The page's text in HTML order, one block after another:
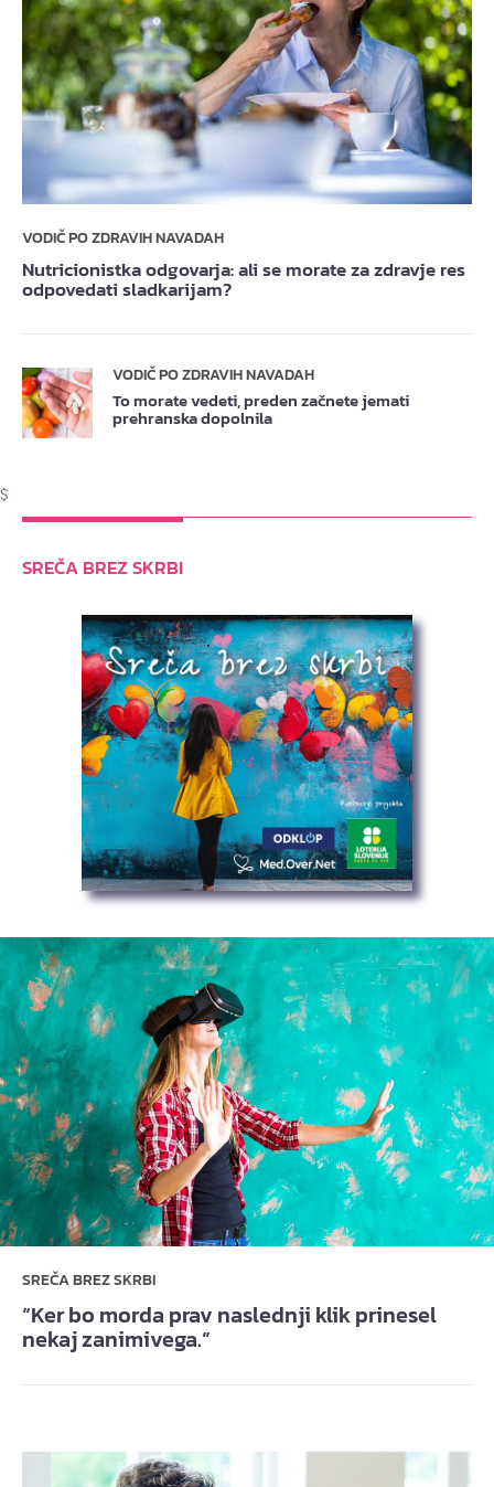
VODIČ PO ZDRAVIH NAVADAH
Nutricionistka odgovarja: ali se morate za zdravje res
odpovedati sladkarijam?
VODIČ PO ZDRAVIH NAVADAH
To morate vedeti, preden začnete jemati
prehranska dopolnila
$
SREČA BREZ SKRBI
SREČA BREZ SKRBI
“Ker bo morda prav naslednji klik prinesel
nekaj zanimivega.”